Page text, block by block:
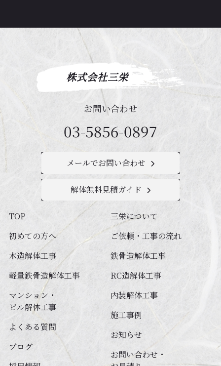
株式会社三栄
お問い合わせ
03-5856-0897
メールでお問い合わせ
解体無料見積ガイド
TOP
初めての方へ
木造解体工事
軽量鉄⾻造解体⼯事
マンション・
ビル解体⼯事
よくある質問
ブログ
三栄について
ご依頼・工事の流れ
鉄⾻造解体⼯事
RC造解体⼯事
内装解体⼯事
施工事例
お知らせ
お問い合わせ・